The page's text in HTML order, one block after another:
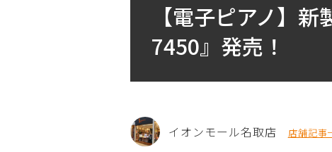
【電子ピアノ】
7450』発売！
イオンモール名取店 店舗記事